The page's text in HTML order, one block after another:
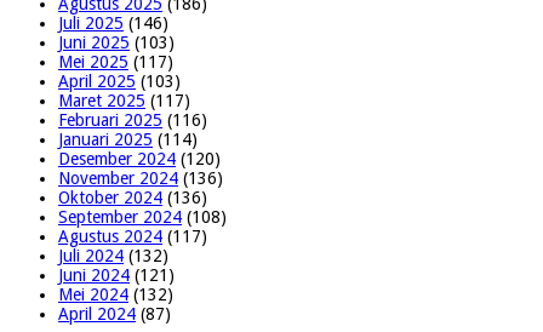
Juli 2025 (146)
Juni 2025 (103)
Mei 2025 (117)
April 2025 (103)
Maret 2025 (117)
Februari 2025 (116)
Januari 2025 (114)
Desember 2024 (120)
November 2024 (136)
Oktober 2024 (136)
September 2024 (108)
Agustus 2024 (117)
Juli 2024 (132)
Juni 2024 (121)
Mei 2024 (132)
April 2024 (87)